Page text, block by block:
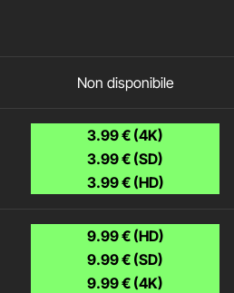
Non disponibile
3.99 € (4K)
3.99 € (SD)
3.99 € (HD)
9.99 € (HD)
9.99 € (SD)
9.99 € (4K)